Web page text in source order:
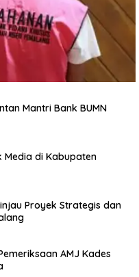
Mantri Bank BUMN
di Kabupaten
Proyek Strategis dan
AMJ Kades